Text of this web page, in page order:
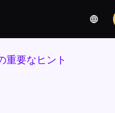
重要なヒント